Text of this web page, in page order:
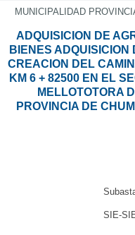
MUNICIPALIDAD
ADQUISICION DE
BIENES
CREACION DEL
KM 6 + 82500 EN EL
MELLOTOTORA
PROVINCIA DE
SIE-